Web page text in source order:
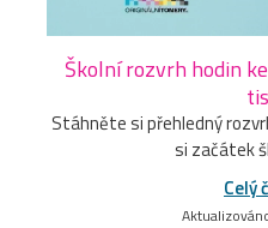
Školní rozvrh hodin
Stáhněte si přehledný
si začátek
Celý